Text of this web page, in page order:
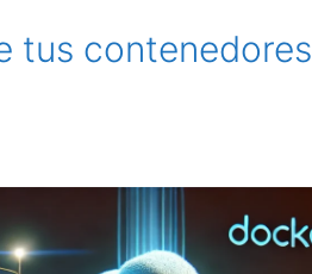
tus contenedores